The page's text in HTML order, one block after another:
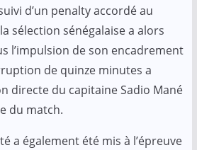
d’un penalty accordé au
sélection sénégalaise a alors
l’impulsion de son encadrement
de quinze minutes a
directe du capitaine Sadio Mané
du match.
a également été mis à l’épreuve